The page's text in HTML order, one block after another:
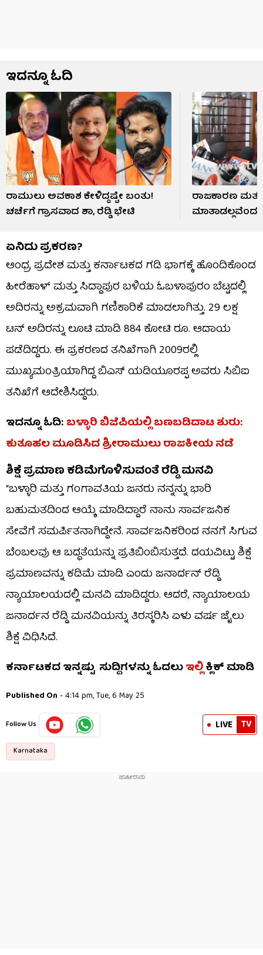
ಇದನ್ನೂ ಓದಿ
ರಾಮುಲು ಅವಕಾಶ ಕೇಳಿದ್ದಷ್ಟೇ ಬಂತು!
ಚರ್ಚೆಗೆ ಗ್ರಾಸವಾದ ಶಾ, ರೆಡ್ಡಿ ಭೇಟಿ
ರಾಜಕಾರಣ ಮತ್ತು
ಮಾತಾಡಲ್ಲವೆಂದ
ಏನಿದು ಪ್ರಕರಣ?
ಆಂಧ್ರ ಪ್ರದೇಶ ಮತ್ತು ಕರ್ನಾಟಕದ ಗಡಿ ಭಾಗಕ್ಕೆ ಹೊಂದಿಕೊಂಡ
ಹೀರೆಹಾಳ್ ಮತ್ತು ಸಿದ್ದಾಪುರ ಬಳಿಯ ಓಬಳಾಪುರಂ ಬೆಟ್ಟದಲ್ಲಿ
ಅದಿರನ್ನು ಅಕ್ರಮವಾಗಿ ಗಣಿಕಾರಿಕೆ ಮಾಡಲಾಗಿತ್ತು. 29 ಲಕ್ಷ
ಟನ್ ಅದಿರನ್ನು ಲೂಟಿ ಮಾಡಿ 884 ಕೋಟಿ ರೂ. ಆದಾಯ
ಪಡೆದಿದ್ದರು. ಈ ಪ್ರಕರಣದ ತನಿಖೆಗಾಗಿ 2009ರಲ್ಲಿ
ಮುಖ್ಯಮಂತ್ರಿಯಾಗಿದ್ದ ಬಿಎಸ್​ ಯಡಿಯೂರಪ್ಪ ಅವರು ಸಿಬಿಐ
ತನಿಖೆಗೆ ಆದೇಶಿಸಿದ್ದರು.
ಇದನ್ನೂ ಓದಿ:ಬಳ್ಳಾರಿ ಬಿಜೆಪಿಯಲ್ಲಿ ಬಣಬಡಿದಾಟ ಶುರು:
ಕುತೂಹಲ ಮೂಡಿಸಿದ ಶ್ರೀರಾಮುಲು ರಾಜಕೀಯ ನಡೆ
ಶಿಕ್ಷೆ ಪ್ರಮಾಣ ಕಡಿಮೆಗೊಳಿಸುವಂತೆ ರೆಡ್ಡಿ ಮನವಿ
“ಬಳ್ಳಾರಿ ಮತ್ತು ಗಂಗಾವತಿಯ ಜನರು ನನ್ನನ್ನು ಭಾರಿ
ಬಹುಮತದಿಂದ ಆಯ್ಕೆ ಮಾಡಿದ್ದಾರೆ ನಾನು ಸಾರ್ವಜನಿಕ
ಸೇವೆಗೆ ಸಮರ್ಪಿತನಾಗಿದ್ದೇನೆ. ಸಾರ್ವಜನಿಕರಿಂದ ನನಗೆ ಸಿಗುವ
ಬೆಂಬಲವು ಆ ಬದ್ಧತೆಯನ್ನು ಪ್ರತಿಬಿಂಬಿಸುತ್ತದೆ. ದಯವಿಟ್ಟು ಶಿಕ್ಷೆ
ಪ್ರಮಾಣವನ್ನು ಕಡಿಮೆ ಮಾಡಿ ಎಂದು ಜನಾರ್ದನ್​ ರೆಡ್ಡಿ
ನ್ಯಾಯಾಲಯದಲ್ಲಿ ಮನವಿ ಮಾಡಿದ್ದರು. ಆದರೆ, ನ್ಯಾಯಾಲಯ
ಜನಾರ್ದನ ರೆಡ್ಡಿ ಮನವಿಯನ್ನು ತಿರಸ್ಕರಿಸಿ ಏಳು ವರ್ಷ ಜೈಲು
ಶಿಕ್ಷೆ ವಿಧಿಸಿದೆ.
ಕರ್ನಾಟಕದ ಇನ್ನಷ್ಟು ಸುದ್ದಿಗಳನ್ನು ಓದಲುಇಲ್ಲಿಕ್ಲಿಕ್ ಮಾಡಿ
Published On - 4:14 pm, Tue, 6 May 25
Follow Us LIVE TV
Karnataka